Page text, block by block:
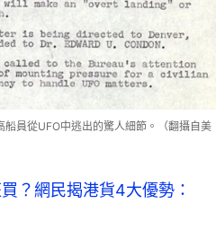
員從UFO中逃出的驚人細節。（翻攝自美
？網民揭港貨4大優勢：